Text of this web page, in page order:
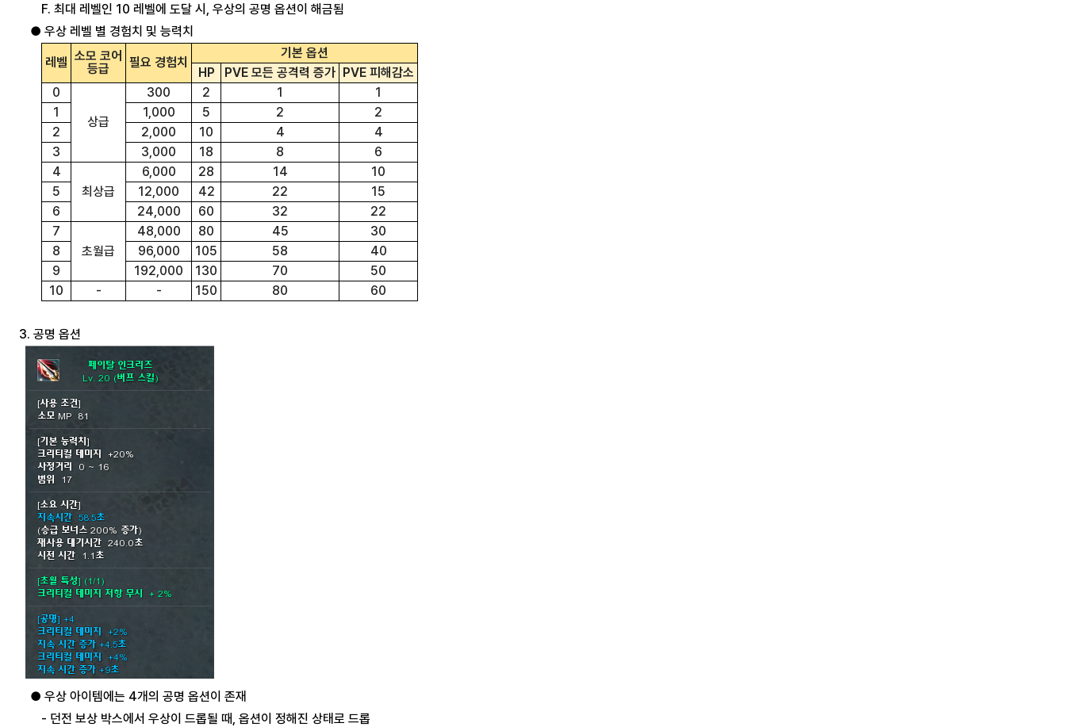
F. 최대 레벨인 10 레벨에 도달 시, 우상의 공명 옵션이 해금됨
● 우상 레벨 별 경험치 및 능력치
레벨 소모 코어
등급
필요 경험치
기본 옵션
HP
PVE 모든 공격력 증가 PVE 피해감소
0
상급
300 2 1
1
1
1,000 5 2
2
2
2,000 10 4
4
3
3,000 18 8
6
4
최상급
6,000 28 14
10
5
12,000 42 22
15
6
24,000 60 32
22
7
초월급
48,000 80 45
30
8
96,000 105 58
40
9
192,000 130 70
50
10
- - 150 80 60
3. 공명 옵션
● 우상 아이템에는 4개의 공명 옵션이 존재
- 던전 보상 박스에서 우상이 드롭될 때, 옵션이 정해진 상태로 드롭